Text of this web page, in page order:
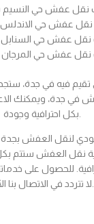
فيه في جدة، ستجد
ويمكنك الاعتماد
لنقل العفش
نقل العفش ستتم
للحصول على